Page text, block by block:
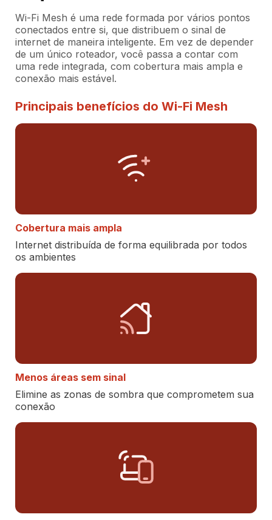
Wi-Fi Mesh é uma rede formada por vários pontos
conectados entre si, que distribuem o sinal de
internet de maneira inteligente. Em vez de depender
de um único roteador, você passa a contar com
uma rede integrada, com cobertura mais ampla e
conexão mais estável.
Principais benefícios do Wi-Fi Mesh
Cobertura mais ampla
Internet distribuída de forma equilibrada por todos
os ambientes
Menos áreas sem sinal
Elimine as zonas de sombra que comprometem sua
conexão